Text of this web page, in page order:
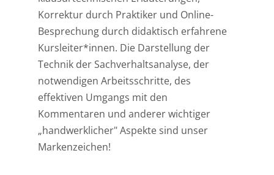
Korrektur durch Praktiker und Online-
Besprechung durch didaktisch erfahrene
Kursleiter*innen. Die Darstellung der
Technik der Sachverhaltsanalyse, der
notwendigen Arbeitsschritte, des
effektiven Umgangs mit den
Kommentaren und anderer wichtiger
„handwerklicher" Aspekte sind unser
Markenzeichen!